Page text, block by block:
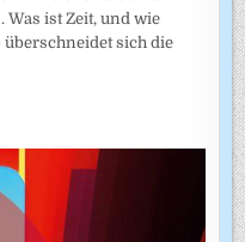
Was ist Zeit, und wie
sich die